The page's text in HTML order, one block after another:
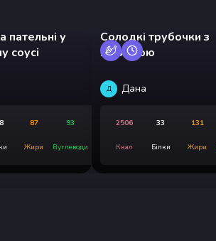
пательні у
соусі
87
Жири
93
Вуглеводи
Солодкі трубочки з
начинкою
Д Дана
2506
Ккал
33
Білки
131
Жири